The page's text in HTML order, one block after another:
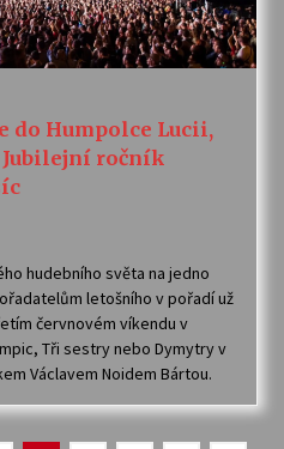
do Humpolce Lucii,
ročník
hudebního světa na jedno
letošního v pořadí už
červnovém víkendu v
Tři sestry nebo Dymytry v
Václavem Noidem Bártou.